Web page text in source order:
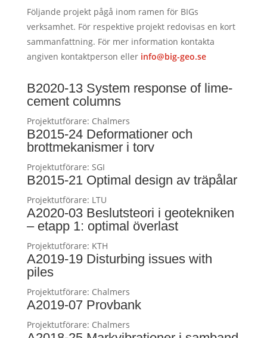
Följande projekt pågå inom ramen för BIGs
verksamhet. För respektive projekt redovisas en kort
sammanfattning. För mer information kontakta
angiven kontaktperson eller info@big-geo.se
B2020-13 System response of lime-
cement columns
Projektutförare: Chalmers
B2015-24 Deformationer och
brottmekanismer i torv
Projektutförare: SGI
B2015-21 Optimal design av träpålar
Projektutförare: LTU
A2020-03 Beslutsteori i geotekniken
– etapp 1: optimal överlast
Projektutförare: KTH
A2019-19 Disturbing issues with
piles
Projektutförare: Chalmers
A2019-07 Provbank
Projektutförare: Chalmers